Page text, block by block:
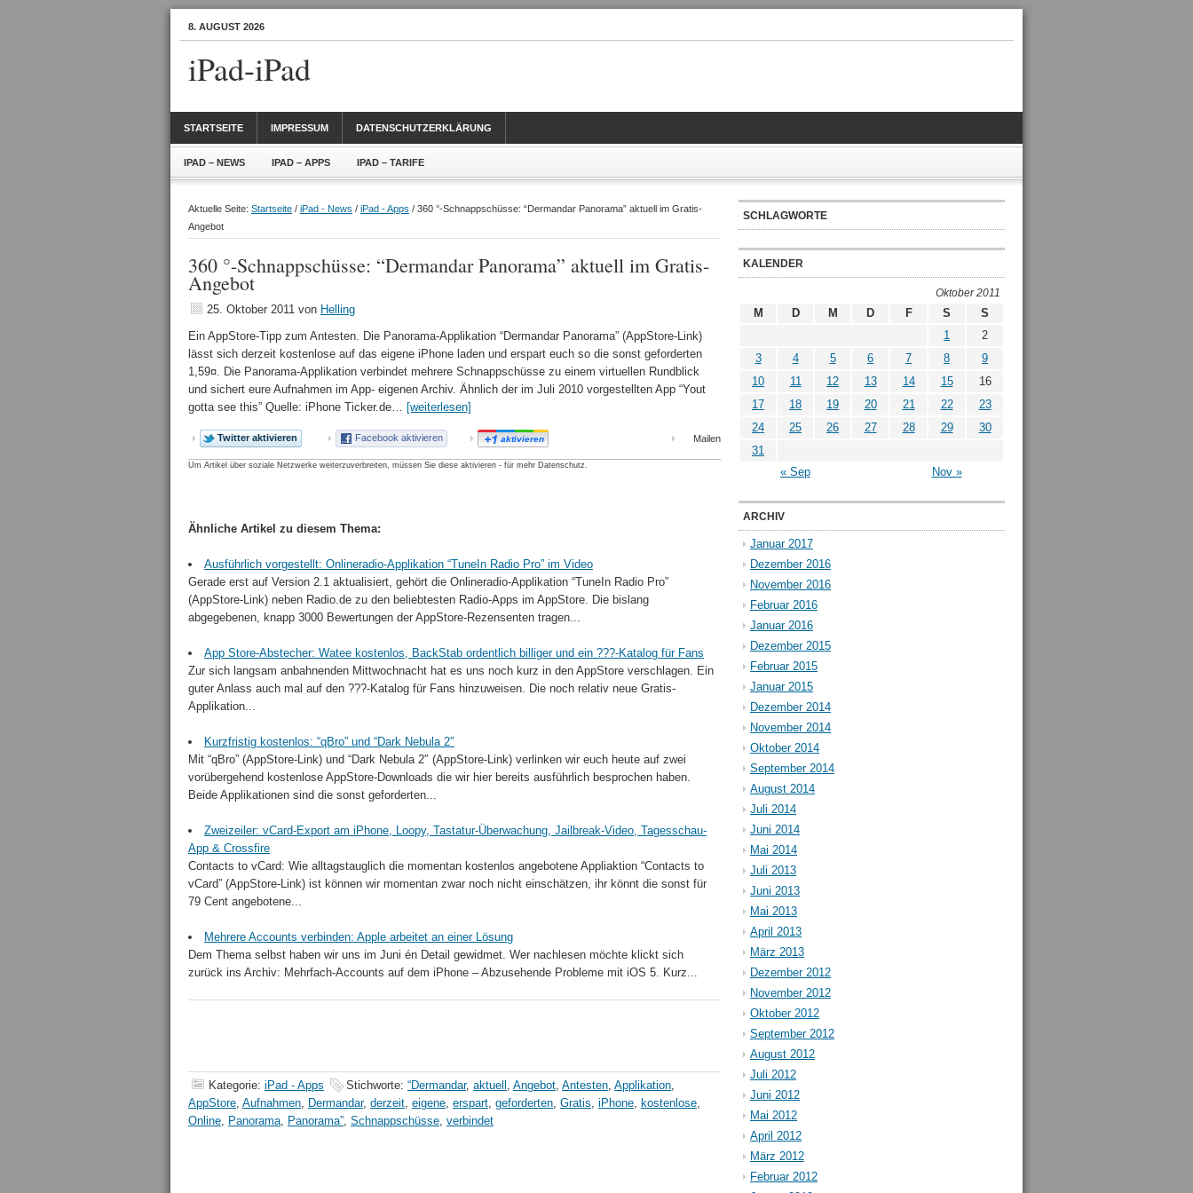
8. AUGUST 2026
iPad-iPad
STARTSEITE IMPRESSUM DATENSCHUTZERKLÄRUNG
IPAD – NEWS IPAD – APPS IPAD – TARIFE
Aktuelle Seite: Startseite / iPad - News / iPad - Apps / 360 °-Schnappschüsse: “Dermandar Panorama” aktuell im Gratis-
Angebot
360 °-Schnappschüsse: “Dermandar Panorama” aktuell im Gratis-
Angebot
25. Oktober 2011 von Helling
Ein AppStore-Tipp zum Antesten. Die Panorama-Applikation “Dermandar Panorama” (AppStore-Link)
lässt sich derzeit kostenlose auf das eigene iPhone laden und erspart euch so die sonst geforderten
1,59¤. Die Panorama-Applikation verbindet mehrere Schnappschüsse zu einem virtuellen Rundblick
und sichert eure Aufnahmen im App- eigenen Archiv. Ähnlich der im Juli 2010 vorgestellten App “Yout
gotta see this” Quelle: iPhone Ticker.de… [weiterlesen]
Twitter aktivieren Facebook aktivieren aktivieren Mailen
Um Artikel über soziale Netzwerke weiterzuverbreiten, müssen Sie diese aktivieren - für mehr Datenschutz.
Ähnliche Artikel zu diesem Thema:
Ausführlich vorgestellt: Onlineradio-Applikation “TuneIn Radio Pro” im Video
Gerade erst auf Version 2.1 aktualisiert, gehört die Onlineradio-Applikation “TuneIn Radio Pro”
(AppStore-Link) neben Radio.de zu den beliebtesten Radio-Apps im AppStore. Die bislang
abgegebenen, knapp 3000 Bewertungen der AppStore-Rezensenten tragen...
App Store-Abstecher: Watee kostenlos, BackStab ordentlich billiger und ein ???-Katalog für Fans
Zur sich langsam anbahnenden Mittwochnacht hat es uns noch kurz in den AppStore verschlagen. Ein
guter Anlass auch mal auf den ???-Katalog für Fans hinzuweisen. Die noch relativ neue Gratis-
Applikation...
Kurzfristig kostenlos: “qBro” und “Dark Nebula 2″
Mit “qBro” (AppStore-Link) und “Dark Nebula 2″ (AppStore-Link) verlinken wir euch heute auf zwei
vorübergehend kostenlose AppStore-Downloads die wir hier bereits ausführlich besprochen haben.
Beide Applikationen sind die sonst geforderten...
Zweizeiler: vCard-Export am iPhone, Loopy, Tastatur-Überwachung, Jailbreak-Video, Tagesschau-
App & Crossfire
Contacts to vCard: Wie alltagstauglich die momentan kostenlos angebotene Appliaktion “Contacts to
vCard” (AppStore-Link) ist können wir momentan zwar noch nicht einschätzen, ihr könnt die sonst für
79 Cent angebotene...
Mehrere Accounts verbinden: Apple arbeitet an einer Lösung
Dem Thema selbst haben wir uns im Juni én Detail gewidmet. Wer nachlesen möchte klickt sich
zurück ins Archiv: Mehrfach-Accounts auf dem iPhone – Abzusehende Probleme mit iOS 5. Kurz...
Kategorie: iPad - Apps Stichworte: “Dermandar, aktuell , Angebot, Antesten, Applikation,
AppStore, Aufnahmen, Dermandar, derzeit, eigene, erspart, geforderten, Gratis, iPhone, kostenlose,
Online, Panorama, Panorama”, Schnappschüsse, verbindet
SCHLAGWORTE
KALENDER
Oktober 2011
M D M D F S S
« Sep Nov »
1
2
3
4 5 6 7 8
9
10
11 12 13 14 15
16
17
18 19 20 21 22
23
24
25 26 27 28 29
30
31
ARCHIV
Januar 2017
Dezember 2016
November 2016
Februar 2016
Januar 2016
Dezember 2015
Februar 2015
Januar 2015
Dezember 2014
November 2014
Oktober 2014
September 2014
August 2014
Juli 2014
Juni 2014
Mai 2014
Juli 2013
Juni 2013
Mai 2013
April 2013
März 2013
Dezember 2012
November 2012
Oktober 2012
September 2012
August 2012
Juli 2012
Juni 2012
Mai 2012
April 2012
März 2012
Februar 2012